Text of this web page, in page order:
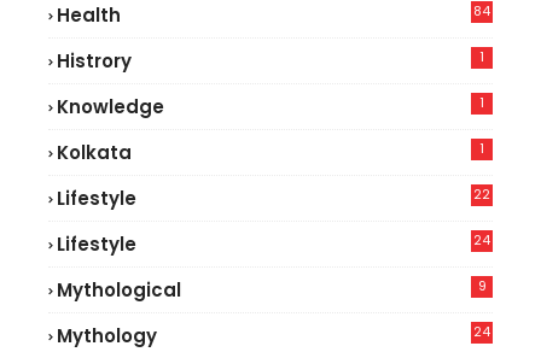
Health
84
Histrory 1
Knowledge 1
Kolkata 1
Lifestyle
22
Lifestyle
24
Mythological 9
Mythology 24